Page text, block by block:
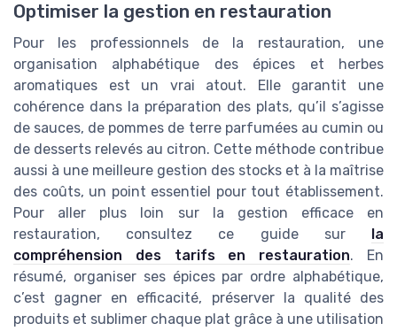
Optimiser la gestion en restauration
Pour les professionnels de la restauration, une
organisation alphabétique des épices et herbes
aromatiques est un vrai atout. Elle garantit une
cohérence dans la préparation des plats, qu’il s’agisse
de sauces, de pommes de terre parfumées au cumin ou
de desserts relevés au citron. Cette méthode contribue
aussi à une meilleure gestion des stocks et à la maîtrise
des coûts, un point essentiel pour tout établissement.
Pour aller plus loin sur la gestion efficace en
restauration, consultez ce guide sur
la
compréhension des tarifs en restauration. En
résumé, organiser ses épices par ordre alphabétique,
c’est gagner en efficacité, préserver la qualité des
produits et sublimer chaque plat grâce à une utilisation